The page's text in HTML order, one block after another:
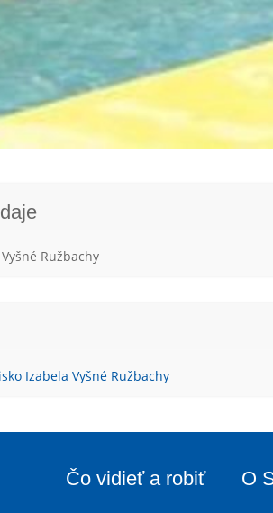
Ružbachy
Izabela Vyšné Ružbachy
Čo vidieť a robiť O